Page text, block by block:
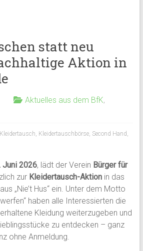
statt neu
Aktion in
Aktuelles aus dem BfK,
Kleidertausch, Kleidertauschbörse, Second Hand ,
Juni 2026, lädt der Verein Bürger für
zur Kleidertausch-Aktionin das
„Nie’t Hus“ ein. Unter dem Motto
haben alle Interessierten die
Kleidung weiterzugeben und
zu entdecken – ganz
ohne Anmeldung.